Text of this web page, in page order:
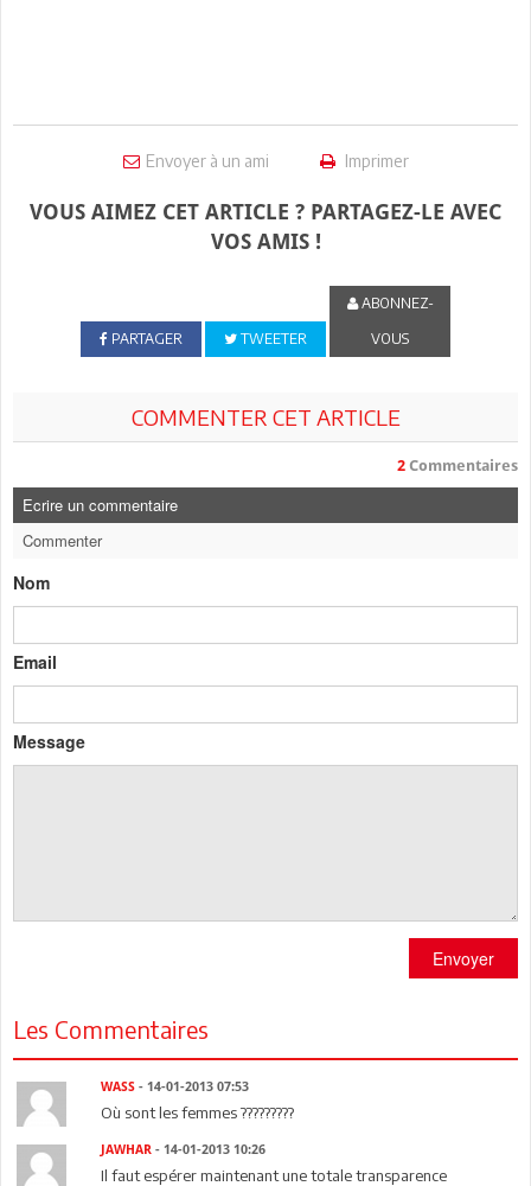
Envoyer à un ami Imprimer
VOUS AIMEZ CET ARTICLE ? PARTAGEZ-LE AVEC
VOS AMIS !
PARTAGER TWEETER
ABONNEZ-
VOUS
COMMENTER CET ARTICLE
2 Commentaires
Ecrire un commentaire
Commenter
Nom
Email
Message
Envoyer
Les Commentaires
WASS - 14-01-2013 07:53
Où sont les femmes ?????????
JAWHAR - 14-01-2013 10:26
Il faut espérer maintenant une totale transparence